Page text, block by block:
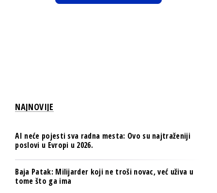
NAJNOVIJE
AI neće pojesti sva radna mesta: Ovo su najtraženiji
poslovi u Evropi u 2026.
Baja Patak: Milijarder koji ne troši novac, već uživa u
tome što ga ima